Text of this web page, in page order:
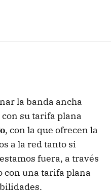
la banda ancha
con su tarifa plana
, con la que ofrecen la
a la red tanto si
fuera, a través
con una tarifa plana